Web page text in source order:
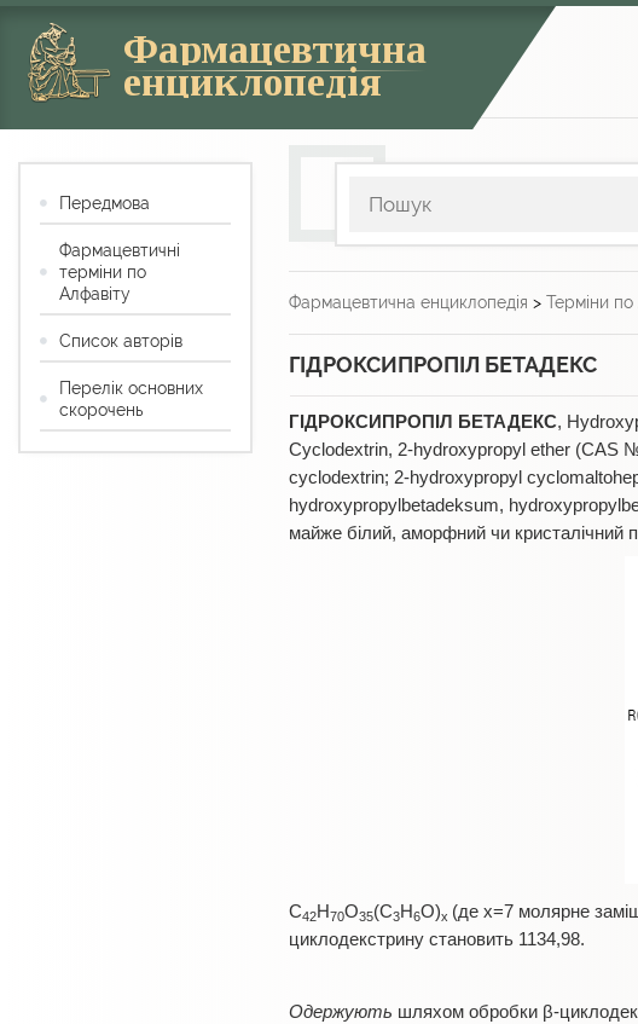
Фармацевтична
енциклопедія
Фармацевтична енциклопедія > Терміни по
ГІДРОКСИПРОПІЛ БЕТАДЕКС
ГІДРОКСИПРОПІЛ БЕТАДЕКС,
Cyclodextrin, 2-hydroxypropyl ether (CAS
cyclodextrin; 2-hydroxypropyl
hydroxypropylbetadeksum,
майже білий, аморфний чи кристалічний
C42H70O35(C3H6O)x (де x=7 молярне
циклодекстрину становить 1134,98.
Одержують шляхом обробки β-
Передмова
Фармацевтичні
терміни по
Алфавіту
Список авторів
Перелік основних
скорочень